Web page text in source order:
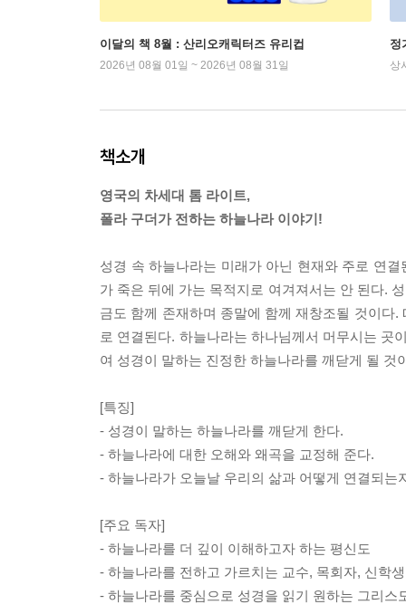
이달의 책 8월 : 산리오캐릭터즈 유리컵
2026년 08월 01일 ~ 2026년 08월 31일
정
상
책소개
영국의 차세대 톰 라이트,
폴라 구더가 전하는 하늘나라 이야기!
성경 속 하늘나라는 미래가 아닌 현재와 주로 연
가 죽은 뒤에 가는 목적지로 여겨져서는 안 된다.
금도 함께 존재하며 종말에 함께 재창조될 것이다
로 연결된다. 하늘나라는 하나님께서 머무시는 곳
여 성경이 말하는 진정한 하늘나라를 깨닫게 될
[특징]
- 성경이 말하는 하늘나라를 깨닫게 한다.
- 하늘나라에 대한 오해와 왜곡을 교정해 준다.
- 하늘나라가 오늘날 우리의 삶과 어떻게 연결되는
[주요 독자]
- 하늘나라를 더 깊이 이해하고자 하는 평신도
- 하늘나라를 전하고 가르치는 교수, 목회자, 신학생
- 하늘나라를 중심으로 성경을 읽기 원하는 그리스